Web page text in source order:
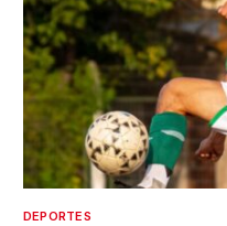
DEPORTES